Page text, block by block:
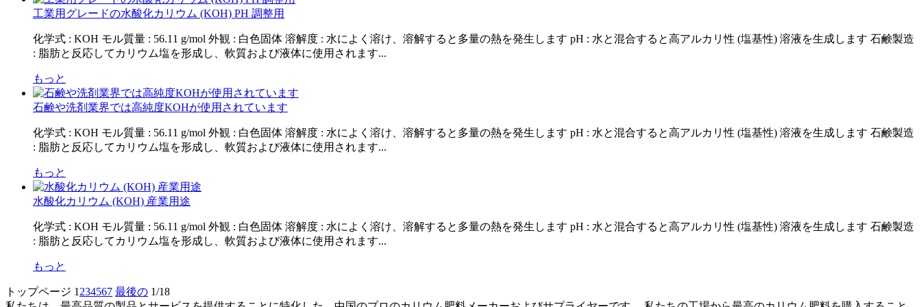
工業用グレードの水酸化カリウム (KOH) PH 調整用
化学式 : KOH モル質量 : 56.11 g/mol 外観 : 白色固体 溶解度 : 水によく溶け、溶解すると多量の熱を発生します pH : 水と混合すると高アルカリ性 (塩基性) 溶液を生成します 石鹸製造
: 脂肪と反応してカリウム塩を形成し、軟質および液体に使用されます...
もっと
石鹸や洗剤業界では高純度KOHが使用されています
化学式 : KOH モル質量 : 56.11 g/mol 外観 : 白色固体 溶解度 : 水によく溶け、溶解すると多量の熱を発生します pH : 水と混合すると高アルカリ性 (塩基性) 溶液を生成します 石鹸製造
: 脂肪と反応してカリウム塩を形成し、軟質および液体に使用されます...
もっと
水酸化カリウム (KOH) 産業用途
化学式 : KOH モル質量 : 56.11 g/mol 外観 : 白色固体 溶解度 : 水によく溶け、溶解すると多量の熱を発生します pH : 水と混合すると高アルカリ性 (塩基性) 溶液を生成します 石鹸製造
: 脂肪と反応してカリウム塩を形成し、軟質および液体に使用されます...
もっと
トップページ 1 234567 最後の 1/18